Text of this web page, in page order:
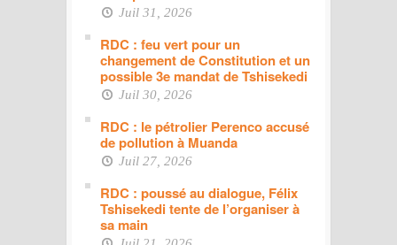
Juil 31, 2026
RDC : feu vert pour un
changement de Constitution et un
possible 3e mandat de Tshisekedi
Juil 30, 2026
RDC : le pétrolier Perenco accusé
de pollution à Muanda
Juil 27, 2026
RDC : poussé au dialogue, Félix
Tshisekedi tente de l’organiser à
sa main